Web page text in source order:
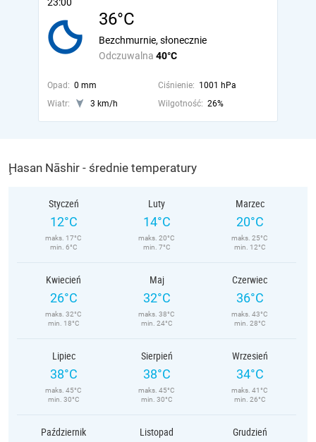
36°C
Odczuwalna 40°C
Bezchmurnie, słonecznie
Opad: 0 mm Ciśnienie: 1001 hPa
Wiatr:
3 km/h Wilgotność: 26%
Ḩasan Nāshir - średnie temperatury
Styczeń
12°C
maks. 17°C
min. 6°C
Luty
14°C
maks. 20°C
min. 7°C
Marzec
20°C
maks. 25°C
min. 12°C
Kwiecień
26°C
maks. 32°C
min. 18°C
Maj
32°C
maks. 38°C
min. 24°C
Czerwiec
36°C
maks. 43°C
min. 28°C
Lipiec
38°C
maks. 45°C
min. 30°C
Sierpień
38°C
maks. 45°C
min. 30°C
Wrzesień
34°C
maks. 41°C
min. 26°C
Październik Listopad Grudzień